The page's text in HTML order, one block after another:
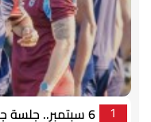
1
6 سبتمبر..